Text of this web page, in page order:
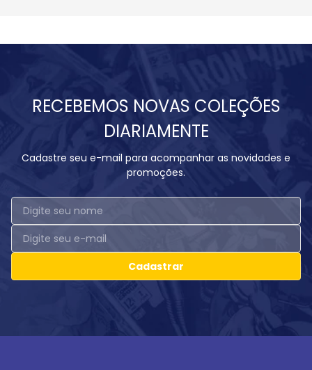
RECEBEMOS NOVAS COLEÇÕES
DIARIAMENTE
Cadastre seu e-mail para acompanhar as novidades e
promoções.
Cadastrar